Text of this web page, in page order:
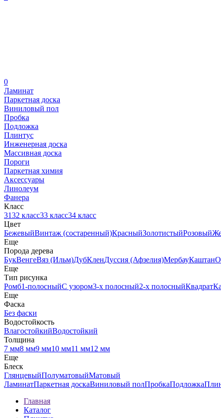
0
Ламинат
Паркетная доска
Виниловый пол
Пробка
Подложка
Плинтус
Инженерная доска
Массивная доска
Пороги
Паркетная химия
Аксессуары
Линолеум
Фанера
Класс
3132 класс33 класс34 класс
Цвет
БежевыйВинтаж (состаренный)КрасныйЗолотистыйРозовый
Еще
Порода дерева
БукВенгеВяз (Ильм)ДубКленДуссия (Афзелия)МербауКаштан
Еще
Тип рисунка
Ромб1-полосныйС узором3-х полосный2-х полосныйКвадрат
Еще
Фаска
Без фаски
Водостойкость
ВлагостойкийВодостойкий
Толщина
7 мм8 мм9 мм10 мм11 мм12 мм
Еще
Блеск
ГлянцевыйПолуматовыйМатовый
ЛаминатПаркетная доскаВиниловый полПробкаПодложка
Главная
Каталог